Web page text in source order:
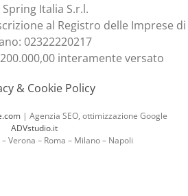
Italia S.r.l.
al Registro delle Imprese di
02322220217
interamente versato
& Cookie Policy
| Agenzia SEO, ottimizzazione Google
ADVstudio.it
Verona – Roma – Milano – Napoli